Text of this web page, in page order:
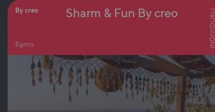
By creo
Egitto
Sharm & Fun By creo INDIVIDUALI